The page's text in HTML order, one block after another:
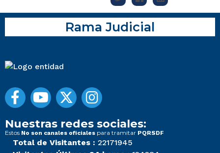
Rama Judicial
Nuestras redes sociales:
Estos No son canales oficiales para tramitar PQRSDF
Total de Visitantes : 22171945